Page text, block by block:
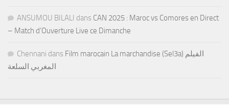
ANSUMOU BILALI dans CAN 2025 : Maroc vs Comores en Direct
– Match d’Ouverture Live ce Dimanche
Chennani dans Film marocain La marchandise (Sel3a) الفيلم
المغربي السلعة